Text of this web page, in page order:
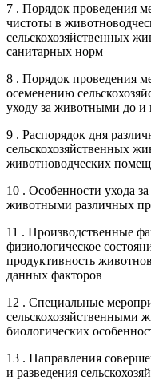
7 . Порядок проведения
чистоты в
сельскохозяйственных
санитарных норм
8 . Порядок проведения
осеменению
уходу за животными до и
9 . Распорядок дня
сельскохозяйственных
животноводческих
10 . Особенности ухода
животными различных
11 . Производственные
физиологическое
продуктивность
данных факторов
12 . Специальные
сельскохозяйственными
биологических
13 . Направления
и разведения